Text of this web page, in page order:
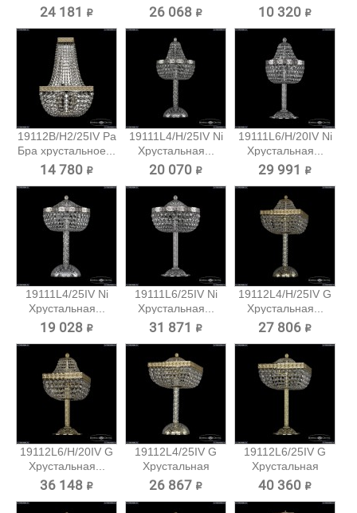
хрустальное...
24 181 ₽
хрустальное...
26 068 ₽
хрустальное...
10 320 ₽
19112B/H2/25IV Pa
Бра хрустальное...
14 780 ₽
19111L4/H/25IV Ni
Хрустальная...
20 070 ₽
19111L6/H/20IV Ni
Хрустальная...
29 991 ₽
19111L4/25IV Ni
Хрустальная...
19 028 ₽
19111L6/25IV Ni
Хрустальная...
31 871 ₽
19112L4/H/25IV G
Хрустальная...
27 806 ₽
19112L6/H/20IV G
Хрустальная...
36 148 ₽
19112L4/25IV G
Хрустальная
настольная...
26 867 ₽
19112L6/25IV G
Хрустальная
настольная...
40 360 ₽